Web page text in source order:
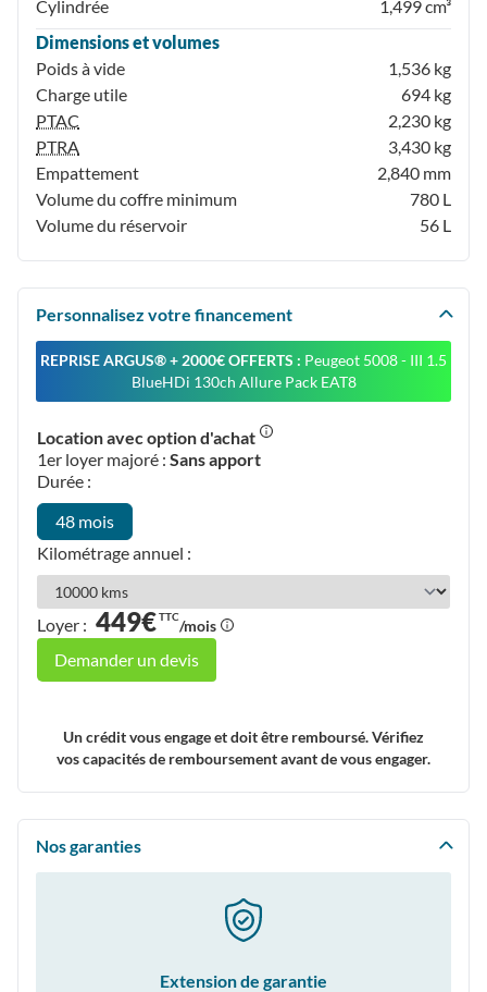
Cylindrée
1,499 cm³
Dimensions et volumes
Poids à vide
1,536 kg
Charge utile
694 kg
PTAC
2,230 kg
PTRA
3,430 kg
Empattement
2,840 mm
Volume du coffre minimum
780 L
Volume du réservoir
56 L
Personnalisez votre financement
REPRISE ARGUS®️ + 2000€ OFFERTS : Peugeot 5008 - III 1.5
BlueHDi 130ch Allure Pack EAT8
Location avec option d'achat
1er loyer majoré : Sans apport
Durée :
48 mois
Kilométrage annuel :
Loyer : 449€TTC/mois
Demander un devis
Un crédit vous engage et doit être remboursé. Vérifiez
vos capacités de remboursement avant de vous engager.
Nos garanties
Extension de garantie